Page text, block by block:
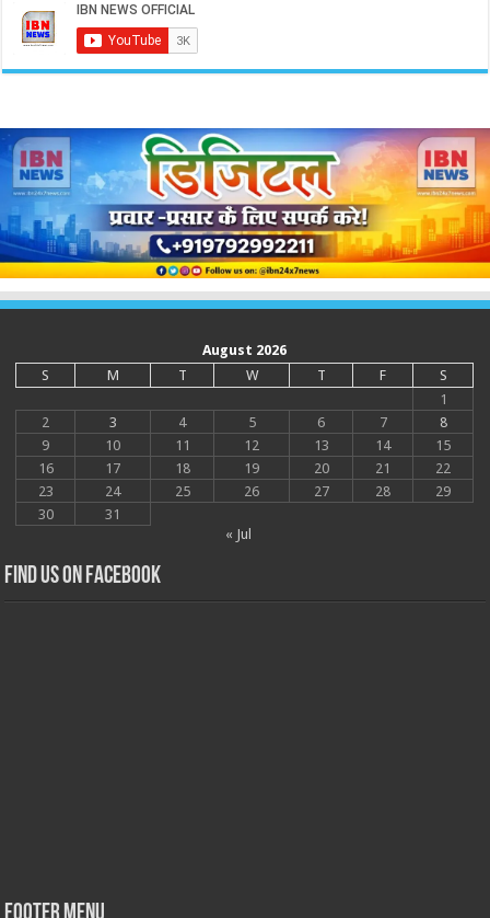
August 2026
S
M T W T F
S
1
2
3 4 5 6 7
8
9
10 11 12 13 14
15
16
17 18 19 20 21
22
23
24 25 26 27 28
29
30
31
« Jul
Find us on Facebook